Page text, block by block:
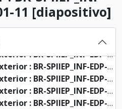
11 [diapositivo]
: BR-SPIIEP_INF-EDP-DPS_EDU-055 [dossiê]
: BR-SPIIEP_INF-EDP-DPS_EXT-001 [dossiê]
: BR-SPIIEP_INF-EDP-DPS_EXT-001-01 [diapositivo]
: BR-SPIIEP_INF-EDP-DPS_EXT-001-02 [diapositivo]
: BR-SPIIEP_INF-EDP-DPS_EXT-001-03 [diapositivo]
: BR-SPIIEP_INF-EDP-DPS_EXT-001-04 [diapositivo]
: BR-SPIIEP_INF-EDP-DPS_EXT-001-05 [diapositivo]
: BR-SPIIEP_INF-EDP-DPS_EXT-001-06 [diapositivo]
: BR-SPIIEP_INF-EDP-DPS_EXT-001-07 [diapositivo]